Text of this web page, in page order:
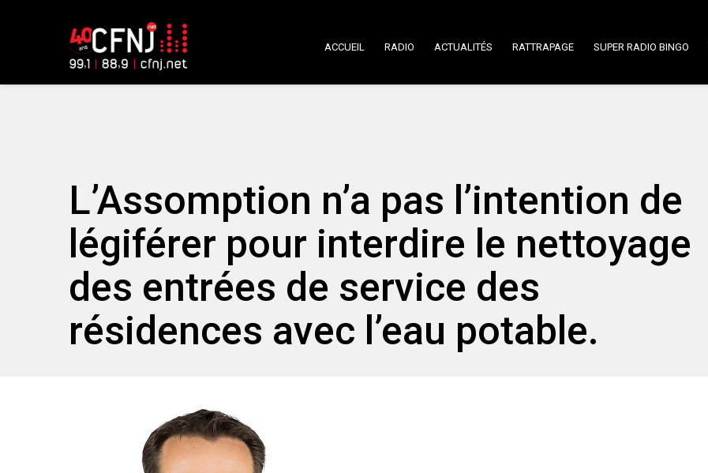
ACCUEIL RADIO ACTUALITÉS RATTRAPAGE SUPER RADIO BINGO
L’Assomption n’a pas l’intention de
légiférer pour interdire le nettoyage
des entrées de service des
résidences avec l’eau potable.